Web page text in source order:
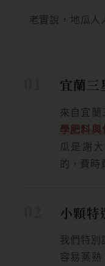
老實說，地瓜人
宜蘭三
來自宜蘭
學肥料與
瓜是謝
的，費時
小顆特
我們特別
容易蒸